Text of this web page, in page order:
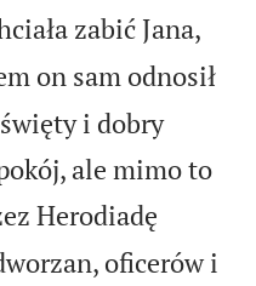
zabić Jana,
on sam odnosił
i dobry
ale mimo to
Herodiadę
oficerów i